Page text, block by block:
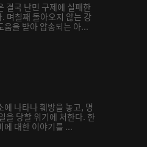
결국 난민 구제에 실패한
며칠째 돌아오지 않는 강
움을 받아 압송되는 아...
나타나 훼방을 놓고, 명
을 당할 위기에 처한다. 한
에 대한 이야기를 ...